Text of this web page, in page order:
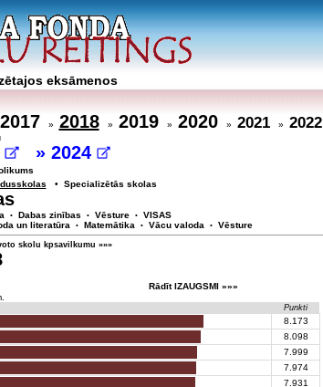
eksāmenos
2017 » 2018» 2019» 2020» 2021» 2022
» 2024
• Specializētās skolas
• Dabas zinības • Vēsture • VISAS
un literatūra • Matemātika • Vācu valoda • Vēsture
skolu kpsavilkumu »»»
Rādīt IZAUGSMI »»»
Punkti
8.173
8.098
7.999
7.974
7.931